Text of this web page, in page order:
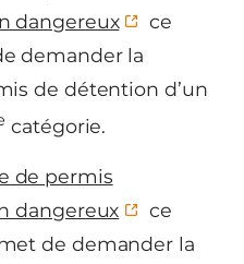
dangereux
ce
demander la
de détention d’un
catégorie.
de permis
dangereux
ce
de demander la